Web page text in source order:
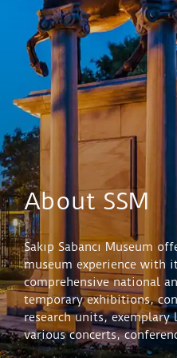
About SSM
Sakıp Sabancı Museum
museum experience with
comprehensive national
temporary exhibitions,
research units, exemplary
various concerts,